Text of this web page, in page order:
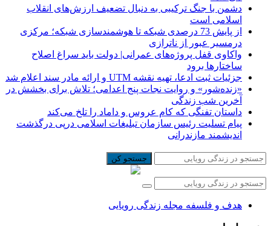
دشمن با جنگ ترکیبی به دنبال تضعیف ارزش‌های انقلاب
اسلامی است
از پایش 73 درصدی شبکه تا هوشمندسازی شبکه؛ مرکزی
درمسیر عبور از ناترازی
واکاوی قفل پروژه‌های عمرانی| دولت باید سراغ اصلاح
ساختارها برود
جزئیات ثبت ادعا، تهیه نقشه UTM و ارائه مادر سند اعلام شد
«زنده‌شور» و روایت نجات پنج اعدامی؛ تلاش برای بخشش در
آخرین شب زندگی
داستان تفنگی که کام عروس و داماد را تلخ می‌کند
پیام تسلیت رئیس سازمان تبلیغات اسلامی درپی درگذشت
اندیشمند مازندرانی
جستجو کن
هدف و فلسفه مجله زندگی رویایی